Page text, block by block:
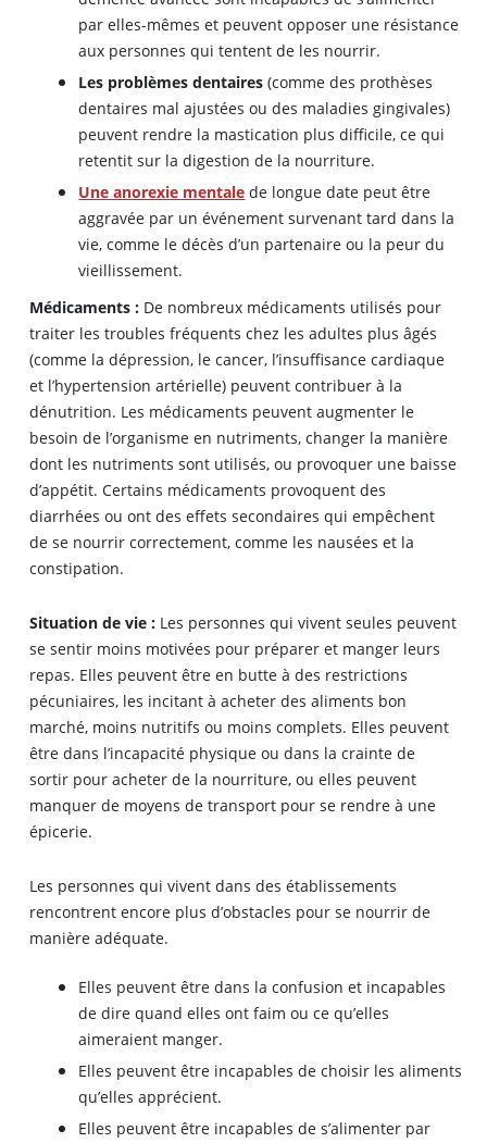
par elles-mêmes et peuvent opposer une résistance
aux personnes qui tentent de les nourrir.
Les problèmes dentaires (comme des prothèses
dentaires mal ajustées ou des maladies gingivales)
peuvent rendre la mastication plus difficile, ce qui
retentit sur la digestion de la nourriture.
Une anorexie mentale de longue date peut être
aggravée par un événement survenant tard dans la
vie, comme le décès d’un partenaire ou la peur du
vieillissement.
Médicaments : De nombreux médicaments utilisés pour
traiter les troubles fréquents chez les adultes plus âgés
(comme la dépression, le cancer, l’insuffisance cardiaque
et l’hypertension artérielle) peuvent contribuer à la
dénutrition. Les médicaments peuvent augmenter le
besoin de l’organisme en nutriments, changer la manière
dont les nutriments sont utilisés, ou provoquer une baisse
d’appétit. Certains médicaments provoquent des
diarrhées ou ont des effets secondaires qui empêchent
de se nourrir correctement, comme les nausées et la
constipation.
Situation de vie : Les personnes qui vivent seules peuvent
se sentir moins motivées pour préparer et manger leurs
repas. Elles peuvent être en butte à des restrictions
pécuniaires, les incitant à acheter des aliments bon
marché, moins nutritifs ou moins complets. Elles peuvent
être dans l’incapacité physique ou dans la crainte de
sortir pour acheter de la nourriture, ou elles peuvent
manquer de moyens de transport pour se rendre à une
épicerie.
Les personnes qui vivent dans des établissements
rencontrent encore plus d’obstacles pour se nourrir de
manière adéquate.
Elles peuvent être dans la confusion et incapables
de dire quand elles ont faim ou ce qu’elles
aimeraient manger.
Elles peuvent être incapables de choisir les aliments
qu’elles apprécient.
Elles peuvent être incapables de s’alimenter par